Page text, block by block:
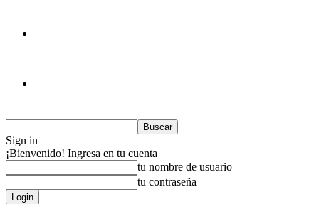
Sign in
¡Bienvenido! Ingresa en tu cuenta
tu nombre de usuario
tu contraseña